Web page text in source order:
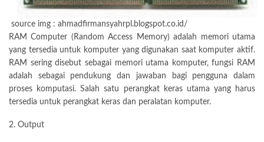
source img : ahmadfirmansyahrpl.blogspot.co.id/
RAM Computer (Random Access Memory) adalah memori utama
yang tersedia untuk komputer yang digunakan saat komputer aktif.
RAM sering disebut sebagai memori utama komputer, fungsi RAM
adalah sebagai pendukung dan jawaban bagi pengguna dalam
proses komputasi. Salah satu perangkat keras utama yang harus
tersedia untuk perangkat keras dan peralatan komputer.
2. Output